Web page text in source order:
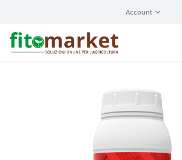
Account